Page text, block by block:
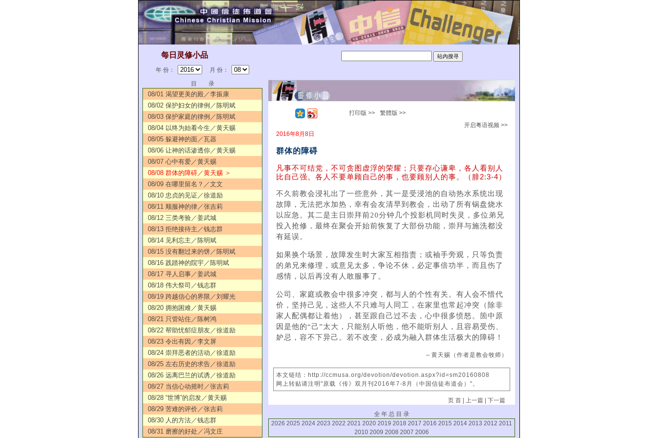
每日灵修小品
年 份：
月 份：
目 录
08/01 渴望更美的殿／李振康
08/02 保护妇女的律例／陈明斌
08/03 保护家庭的律例／陈明斌
08/04 以终为始看今生／黄天赐
08/05 躲避神的面／瓦器
08/06 让神的话渗透你／黄天赐
08/07 心中有爱／黄天赐
08/08 群体的障碍／黄天赐 ＞
08/09 在哪里留名？／文文
08/10 忠贞的见证／徐道励
08/11 顺服神的律／张吉莉
08/12 三类考验／姜武城
08/13 拒绝接待主／钱志群
08/14 见利忘主／陈明斌
08/15 没有翻过来的饼／陈明斌
08/16 践踏神的院宇／陈明斌
08/17 寻人启事／姜武城
08/18 伟大祭司／钱志群
08/19 跨越信心的界限／刘耀光
08/20 拥抱困难／黄天赐
08/21 只管站住／陈树鸿
08/22 帮助忧郁症朋友／徐道励
08/23 令出有因／李文屏
08/24 崇拜恶者的活动／徐道励
08/25 左右历史的求告／徐道励
08/26 远离巴兰的试诱／徐道励
08/27 当信心动摇时／张吉莉
08/28 “世博”的启发／黄天赐
08/29 苦难的评价／张吉莉
08/30 人的方法／钱志群
08/31 磨擦的好处／冯文庄
打印版 >>
繁體版 >>
开启粤语视频 >>
2016年8月8日
群体的障碍
凡事不可结党，不可贪图虚浮的荣耀；只要存心谦卑，各人看别人
比自己强。各人不要单顾自己的事，也要顾别人的事。（腓2:3-4）
不久前教会浸礼出了一些意外，其一是受浸池的自动热水系统出现
故障，无法把水加热，幸有会友清早到教会，出动了所有锅盘烧水
以应急。其二是主日崇拜前20分钟几个投影机同时失灵，多位弟兄
投入抢修，最终在聚会开始前恢复了大部份功能，崇拜与施洗都没
有延误。
如果换个场景，故障发生时大家互相指责；或袖手旁观，只等负责
的弟兄来修理，或意见太多，争论不休，必定事倍功半，而且伤了
感情，以后再没有人敢服事了。
公司、家庭或教会中很多冲突，都与人的个性有关。有人会不惜代
价，坚持己见，这些人不只难与人同工，在家里也常起冲突（除非
家人配偶都让着他），甚至​​跟自己过不去，心中很多愤怒。箇中原
因是他的“己”太大，只能别人听他，他不能听别人，且容易受伤、
妒忌，容不下异己。若不改变，必成为融入群体生活极大的障碍！
～黄天赐（作者是教会牧师）
本文链结：http://ccmusa.org/devotion/devotion.aspx?id=sm20160808
网上转贴请注明"原载《传》双月刊2016年7-8月（中国信徒布道会）"。
页 首 |上一篇 |下一篇
全 年 总 目 录
2026 2025 2024 2023 2022 2021 2020 2019 2018 2017 2016 2015 2014 2013 2012 2011
2010 2009 2008 2007 2006